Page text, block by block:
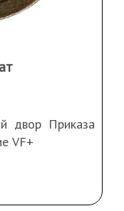
двор Приказа
VF+